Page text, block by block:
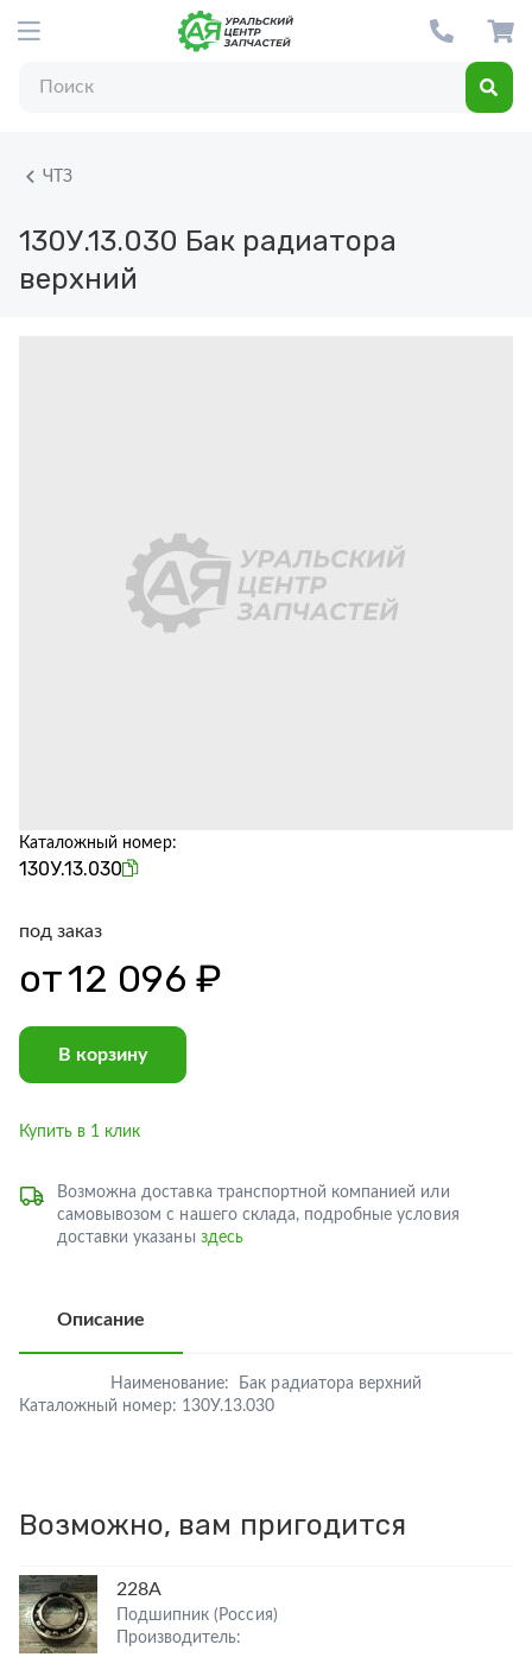
ЧТЗ
130У.13.030 Бак радиатора
верхний
Каталожный номер:
130У.13.030
под заказ
от12 096 ₽
В корзину
Купить в 1 клик
Возможна доставка транспортной компанией или
самовывозом с нашего склада, подробные условия
доставки указаны здесь
Описание
Наименование:
Бак радиатора верхний
Каталожный номер: 130У.13.030
Возможно, вам пригодится
228А
Подшипник (Россия)
Производитель: